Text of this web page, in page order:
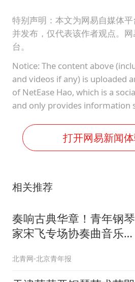
特别声明：本文为网易自媒体平
并发布，仅代表该作者观点。
台。
Notice: The content above
and videos if any) is uploaded
of NetEase Hao, which is a
and only provides information
打开网易新闻
相关推荐
奏响古典华章！青年钢琴
家宋飞专场协奏曲音乐会
北青网-北京青年报